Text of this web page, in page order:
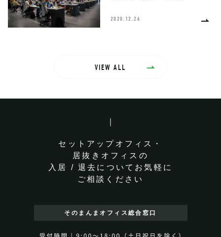
2020.12.24
VIEW ALL
セットアップオフィス・
居抜きオフィスの
入居 / 退去についてお気軽に
ご相談ください
そのまんまオフィス 総合窓口